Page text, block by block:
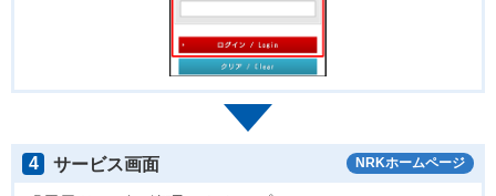
4 サービス画面 NRKホームページ